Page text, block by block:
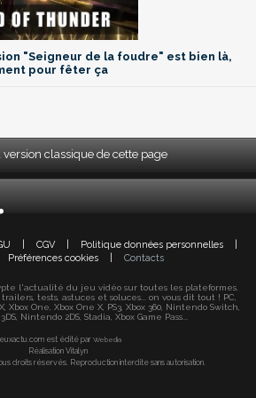
"Seigneur de la foudre" est bien là,
pour fêter ça
classique de cette page
CGV Politique données personnelles
Préférences cookies Contacts
l'actualité du jeu vidéo sur toutes les plateformes.
tests, astuces et soluces... on vous dit tout ! PC,
Xbox One, Xbox One X, PS3, Xbox 360, Nintendo Switch,
Nintendo 2DS, Stadia, Xbox Game Pass...
est édité par Webedia
Réalisation Vitalyn
droits réservés. Reproduction interdite sans autorisation.